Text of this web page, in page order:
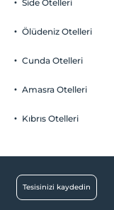
Side Otelleri
Ölüdeniz Otelleri
Cunda Otelleri
Amasra Otelleri
Kıbrıs Otelleri
Tesisinizi kaydedin